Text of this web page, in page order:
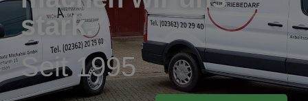
stark.
Seit 1995